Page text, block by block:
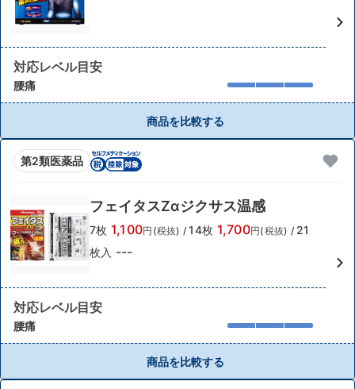
対応レベル目安
腰痛
商品を比較する
第2類医薬品
フェイタスZαジクサス温感
7枚 1,100円(税抜) / 14枚 1,700円(税抜) / 21
枚入 ---
対応レベル目安
腰痛
商品を比較する